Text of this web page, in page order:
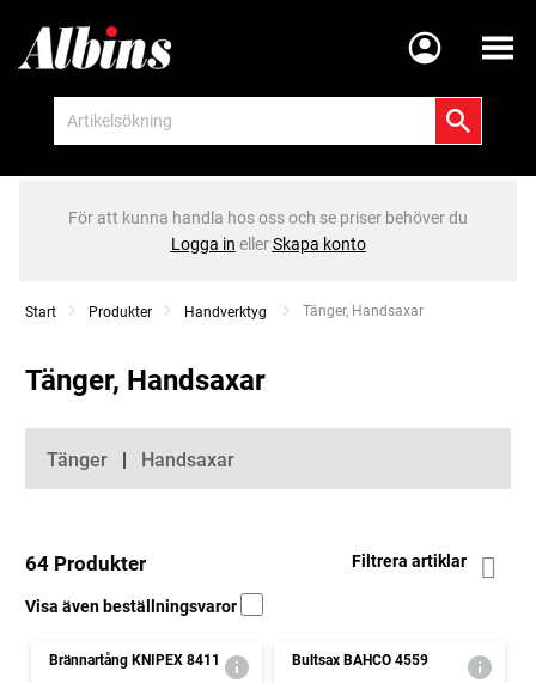
Meny
För att kunna handla hos oss och se priser behöver du
Logga in ellerSkapa konto
Start Produkter Handverktyg Current:
Tänger, Handsaxar
Tänger, Handsaxar
Kategorier
Tänger Handsaxar
64 Produkter Filtrera artiklar
Visa även beställningsvaror
Brännartång KNIPEX 8411 Bultsax BAHCO 4559